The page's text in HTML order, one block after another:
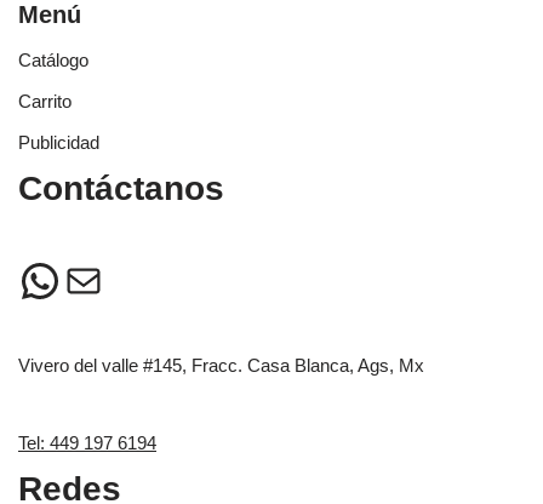
Menú
Catálogo
Carrito
Publicidad
Contáctanos
Vivero del valle #145, Fracc. Casa Blanca, Ags, Mx
Tel: 449 197 6194
Redes